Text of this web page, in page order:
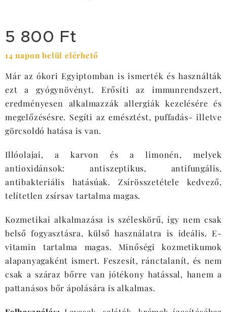
5 800 Ft
14 napon belül elérhető
Már az ókori Egyiptomban is ismerték és használták
ezt a gyógynövényt. Erősíti az immunrendszert,
eredményesen alkalmazzák allergiák kezelésére és
megelőzésésre. Segíti az emésztést, puffadás- illetve
görcsoldó hatása is van.
Illóolajai, a karvon és a limonén, melyek
antioxidánsok: antiszeptikus, antifungális,
antibakteriális hatásúak. Zsírösszetétele kedvező,
telítetlen zsírsav tartalma magas.
Kozmetikai alkalmazása is széleskörű, így nem csak
belső fogyasztásra, külső használatra is ideális. E-
vitamin tartalma magas. Minőségi kozmetikumok
alapanyagaként ismert. Feszesít, ránctalanít, és nem
csak a száraz bőrre van jótékony hatással, hanem a
pattanásos bőr ápolására is alkalmas.